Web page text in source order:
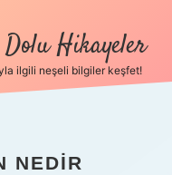
Hikayeler
ilgili neşeli bilgiler keşfet!
NEDIR